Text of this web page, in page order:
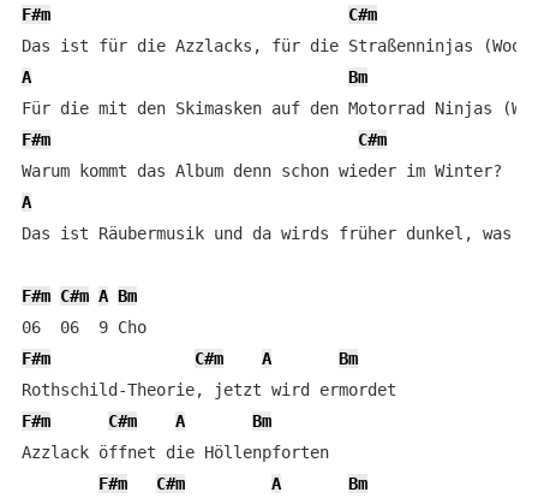
F#m C#m
A Bm
F#m
C#m
A
Das ist Räubermusik und da wirds früher dunkel, was
F#m C#m A Bm
06  06  9 Cho
F#m
C#m A
Bm
F#m
C#m A
Bm
Azzlack öffnet die Höllenpforten
F#m
C#m A
Bm